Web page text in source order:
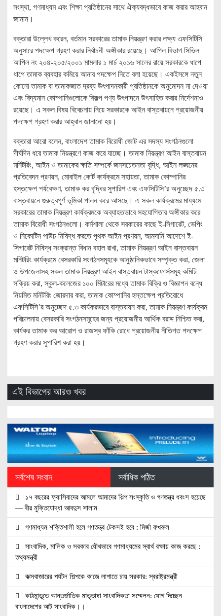
সংস্থা, গণমাধ্যম এবং শিক্ষা প্রতিষ্ঠানের সাথে ঐক্যবদ্ধভাবে কাজ করার আহবান
জানান।
বক্তারা উল্লেখ করেন, বর্তমান সরকারের তামাক নিয়ন্ত্রণ করার লক্ষ্য এফসিটিসি
অনুসারে পদক্ষেপ গ্রহণ করার নির্বাচনী অঙ্গীকার রয়েছে। আপিল বিভাগ সিভিল
আপিল নং ২০৪-২০৫/২০০১ মামলার ১ মার্চ ২০১৬ সালের রায়ে সরকারকে ধাপে
ধাপে তামাক ব্যবহার কমিয়ে আনার পদক্ষেপ নিতে বলা হয়েছে। একইসঙ্গে নতুন
কোনো তামাক বা তামাকজাত দ্রব্য উৎপাদনকারী প্রতিষ্ঠানকে অনুমোদন না দেওয়া
এবং বিদ্যমান কোম্পানিগুলোকে বিকল্প পণ্য উৎপাদনে উৎসাহিত করার নির্দেশনাও
রয়েছে। এ সকল বিষয় বিবেচনায় নিয়ে সরকারকে আইন বাস্তবায়নে প্রয়োজনীয়
পদক্ষেপ গ্রহণ করার আহ্বান জানানো হয়।
বক্তারা আরো বলেন, বাংলাদেশ তামাক বিরোধী জোট এর সদস্য সংগঠনগুলো
দীর্ঘদিন ধরে তামাক নিয়ন্ত্রণে কাজ করে যাচ্ছে। তামাক নিয়ন্ত্রণ আইন বাস্তবায়ন
মনিটরিং, আইন ও তামাকের ক্ষতি সম্পর্কে জনসচেতনতা বৃদ্ধি, আইন লঙ্ঘনের
প্রতিবেদন প্রণয়ন, মোবাইল কোর্ট কার্যক্রমে সহায়তা, তামাক কোম্পানির
হস্তক্ষেপ পর্যবেক্ষণ, তামাক কর বৃদ্ধির সুপারিশ এবং এফসিটিসি’র অনুচ্ছেদ ৫.৩
বাস্তবায়নে গুরুত্বপূর্ণ ভূমিকা পালন করে আসছে। এ সকল কার্যক্রমের মাধ্যমে
সরকারের তামাক নিয়ন্ত্রণ কার্যক্রমকে অব্যাহতভাবে সহযোগিতার অঙ্গীকার করে
তামাক বিরোধী সংগঠনগুলো। কর্মশালা থেকে সরকারের কাছে ই-সিগারেট, ভেপিং
ও নিকোটিন পাউচ নিষিদ্ধ করতে পৃথক আইন প্রণয়ন, আমদানি আদেশে ই-
সিগারেট নিষিদ্ধ সংক্রান্ত বিধান বহাল রাখা, তামাক নিয়ন্ত্রণ আইন বাস্তবায়ন
মনিটরিং কার্যক্রমে বেসরকারি সংগঠনসমূহকে আনুষ্ঠানিকভাবে সম্পৃক্ত করা, জেলা
ও উপজেলাসহ সকল তামাক নিয়ন্ত্রণ আইন বাস্তবায়ন টাস্কফোর্সসমূহ কমিটি
সক্রিয় করা, স্কুল-কলেজের ১০০ মিটারের মধ্যে তামাক বিক্রি ও বিজ্ঞাপন বন্ধে
নিয়মিত মনিটরিং জোরদার করা, তামাক কোম্পানির হস্তক্ষেপ প্রতিরোধে
এফসিটিসি’র অনুচ্ছেদ ৫.৩ কার্যকরভাবে বাস্তবায়ন করা, তামাক নিয়ন্ত্রণ কার্যক্রম
পরিচালনায় বেসরকারি সংগঠনসমূহের জন্য প্রয়োজনীয় আর্থিক বরাদ্দ নিশ্চিত করা,
কার্যকর তামাক কর আরোপ ও রাজস্ব ফাঁকি রোধে প্রয়োজনীয় নীতিগত পদক্ষেপ
গ্রহণ করার সুপারিশ করা হয়।
এই বিভাগের আরও খবর
সর্বশেষ সংবাদ সর্বাধিক পঠিত
১৭ বছরের ফ্যাসিবাদের আমলে আমাদের শিল্প সংস্কৃতি ও গণতন্ত্র ধবংস হয়েছে
— বীর মুক্তিযোদ্ধা আবদুস সালাম
গণমাধ্যম শক্তিশালী হলে গণতন্ত্র টেকসই হবে : মির্জা ফখরুল
সাংবাদিক, মালিক ও সরকার যৌথভাবে গণমাধ্যমের স্বার্থ রক্ষায় কাজ করছে :
তথ্যমন্ত্রী
কক্সবাজারের পর্যটন শিল্পকে কাজে লাগাতে চায় সরকার: স্বরাষ্ট্রমন্ত্রী
কাঠমান্ডুতে আন্তর্জাতিক মাতৃভাষা সাংবাদিকতা সম্মেলন: যোগ দিচ্ছেন
বাংলাদেশের আট সাংবাদিক।।